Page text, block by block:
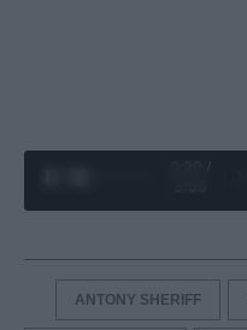
0:21 /
ANTONY SHERIFF